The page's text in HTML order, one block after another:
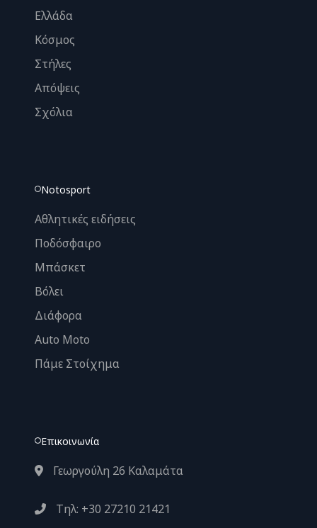
Ελλάδα
Κόσμος
Στήλες
Απόψεις
Σχόλια
Notosport
Αθλητικές ειδήσεις
Ποδόσφαιρο
Μπάσκετ
Βόλει
Διάφορα
Auto Moto
Πάμε Στοίχημα
Επικοινωνία
Γεωργούλη 26 Καλαμάτα
Τηλ: +30 27210 21421